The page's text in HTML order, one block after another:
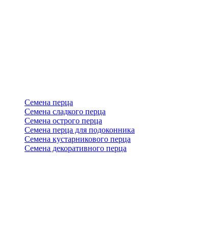
Семена перца
Семена сладкого перца
Семена острого перца
Семена перца для подоконника
Семена кустарникового перца
Семена декоративного перца